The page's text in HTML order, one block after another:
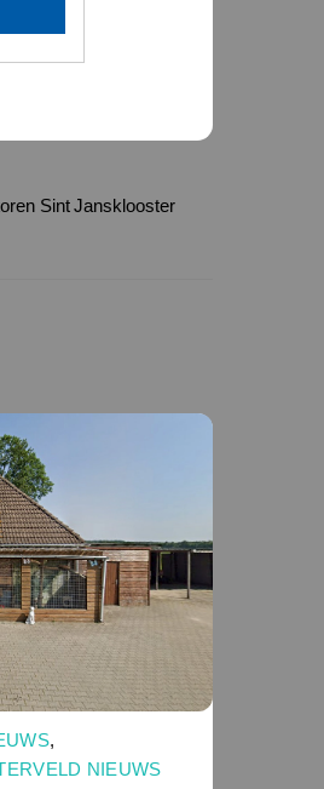
Sint Jansklooster
,
NIEUWS